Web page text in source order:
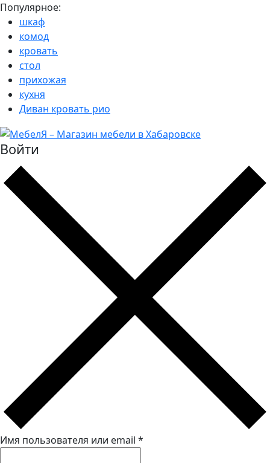
Популярное:
шкаф
комод
кровать
стол
прихожая
кухня
Диван кровать рио
Войти
Имя пользователя или email *